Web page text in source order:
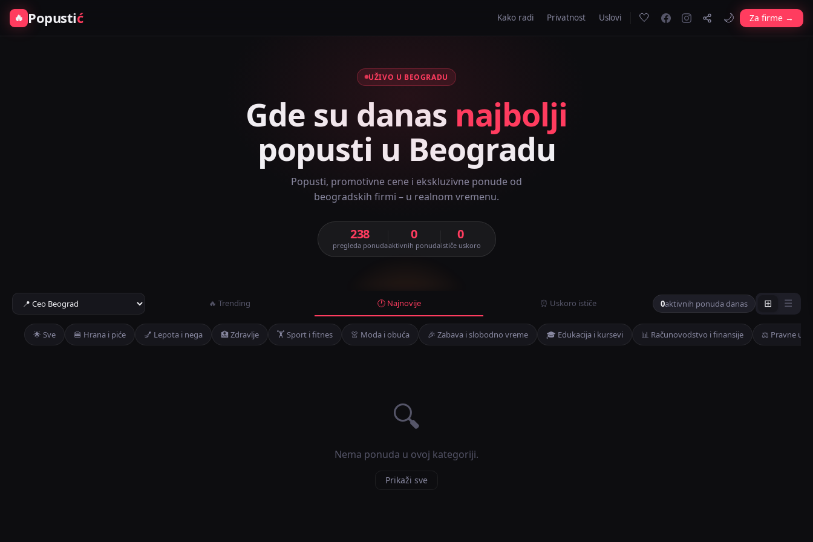
🔥 Popustić Kako radi Privatnost Uslovi 🤍 🌙 Za firme →
UŽIVO U BEOGRADU
Gde su danas najbolji
popusti u Beogradu
Popusti, promotivne cene i ekskluzivne ponude od
beogradskih firmi – u realnom vremenu.
238
pregleda ponuda
0
aktivnih ponuda
0
ističe uskoro
🔥 Trending 🕐 Najnovije ⏰ Uskoro ističe 0aktivnih ponuda danas ⊞ ☰
🌟 Sve 🍔 Hrana i piće 💅 Lepota i nega 🏥 Zdravlje 🏋️ Sport i fitnes 👗 Moda i obuća 🎉 Zabava i slobodno vreme 🎓 Edukacija i kursevi 📊 Računovodstvo i finansije ⚖️ Pravne
🔍
Nema ponuda u ovoj kategoriji.
Prikaži sve